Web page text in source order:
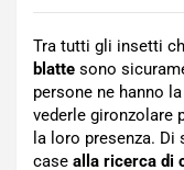
Tra tutti gli insetti
blatte sono
persone ne hanno
vederle gironzolare
la loro presenza.
case alla ricerca di